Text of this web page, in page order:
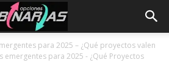
para 2025 – ¿Qué proyectos valen
emergentes para 2025 - ¿Qué Proyectos